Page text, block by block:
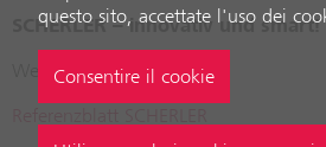
SCHERLER – innovativ und smart!
Weitere Infos:
questo sito, accettate l'uso dei